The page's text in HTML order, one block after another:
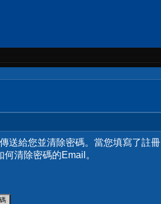
送給您並清除密碼。當您填寫了註冊
清除密碼的Email。